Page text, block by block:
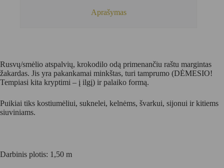
Aprašymas
Rusvų/smėlio atspalvių, krokodilo odą primenančiu raštu margintas
žakardas. Jis yra pakankamai minkštas, turi tamprumo (DĖMESIO!
Tempiasi kita kryptimi – į ilgį) ir palaiko formą.
Puikiai tiks kostiumėliui, suknelei, kelnėms, švarkui, sijonui ir kitiems
siuviniams.
Darbinis plotis: 1,50 m